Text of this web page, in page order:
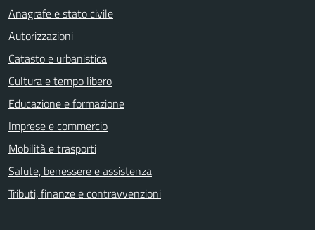
Anagrafe e stato civile
Autorizzazioni
Catasto e urbanistica
Cultura e tempo libero
Educazione e formazione
Imprese e commercio
Mobilità e trasporti
Salute, benessere e assistenza
Tributi, finanze e contravvenzioni